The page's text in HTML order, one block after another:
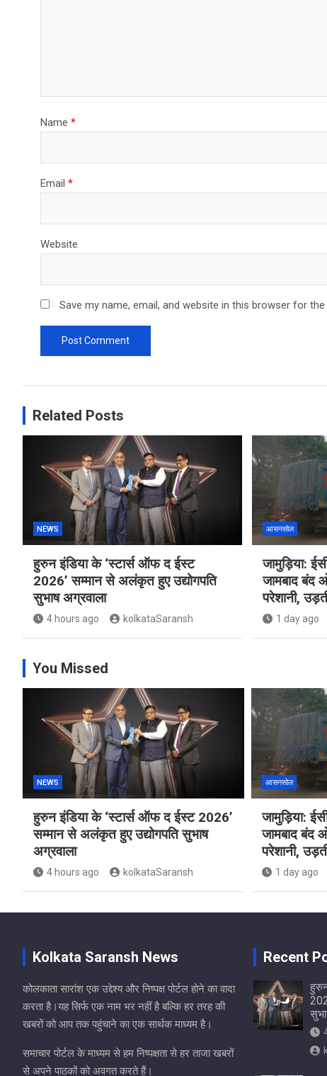
Name *
Email *
Website
Save my name, email, and website in this browser for
Related Posts
NEWS
हुरुन इंडिया के ‘स्टार्स ऑफ द ईस्ट
2026’ सम्मान से अलंकृत हुए उद्योगपति
सुभाष अग्रवाला
4 hours ago kolkataSaransh
आसनसोल
जामुड़िया:
जामबाद बंद
परेशानी,
1 day ago
You Missed
NEWS
हुरुन इंडिया के ‘स्टार्स ऑफ द ईस्ट 2026’
सम्मान से अलंकृत हुए उद्योगपति सुभाष
अग्रवाला
4 hours ago kolkataSaransh
आसनसोल
जामुड़िया:
जामबाद बंद
परेशानी,
1 day ago
Kolkata Saransh News
कोलकाता सारांश एक उद्देश्य और निष्पक्ष पोर्टल होने का वादा
करता है।यह सिर्फ एक नाम भर नहीं है बल्कि हर तरह की
खबरों को आप तक पहुंचाने का एक सार्थक माध्यम है।
समाचार पोर्टल के माध्यम से हम निष्पक्षता से हर ताजा खबरों
से अपने पाठकों को अवगत करते हैं।
Recent